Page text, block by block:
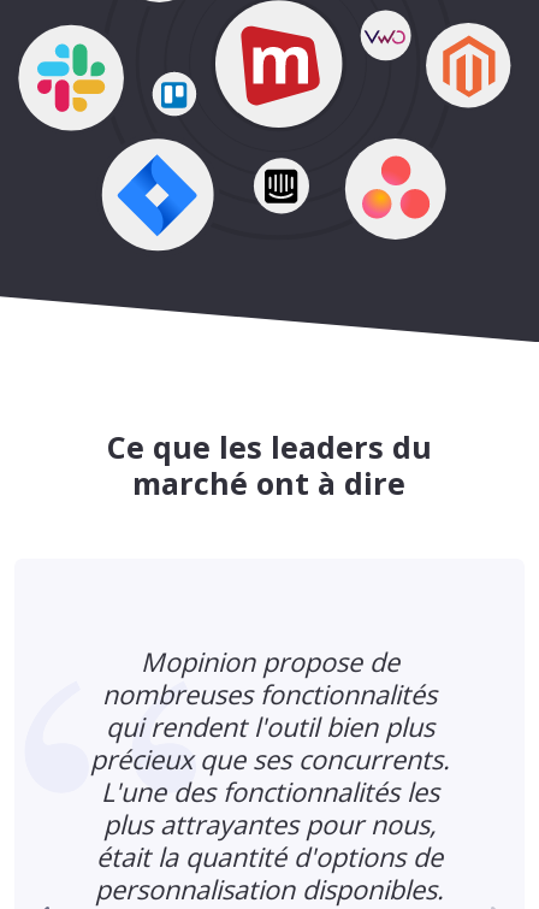
Ce que les leaders du
marché ont à dire
Mopinion propose de
nombreuses fonctionnalités
qui rendent l'outil bien plus
précieux que ses concurrents.
L'une des fonctionnalités les
plus attrayantes pour nous,
était la quantité d'options de
personnalisation disponibles.